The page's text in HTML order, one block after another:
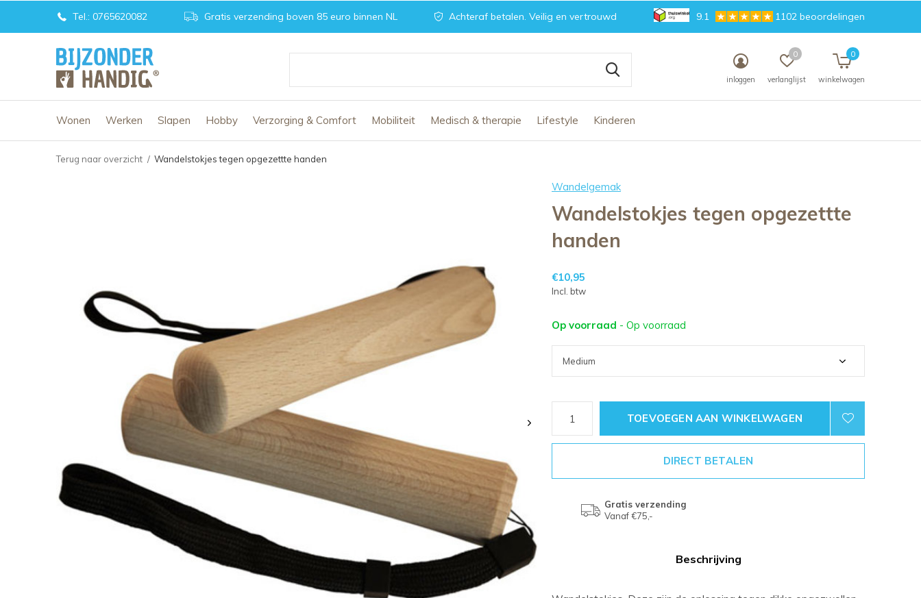
Wonen Werken Slapen Hobby Verzorging & Comfort Mobiliteit Medisch & therapie Lifestyle Kinderen
inloggen verlanglijst
0
winkelwagen
0
Tel.: 0765620082 Gratis verzending boven 85 euro binnen NL Achteraf betalen. Veilig en vertrouwd 9.1 1102 beoordelingen
Terug naar overzicht Wandelstokjes tegen opgezettte handen
Wandelgemak
Wandelstokjes tegen opgezettte
handen
€10,95
Incl. btw
Op voorraad - Op voorraad
TOEVOEGEN AAN WINKELWAGEN
DIRECT BETALEN
Gratis verzending
Vanaf €75,-
Beschrijving